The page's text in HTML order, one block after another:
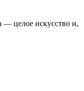
— целое искусство и,